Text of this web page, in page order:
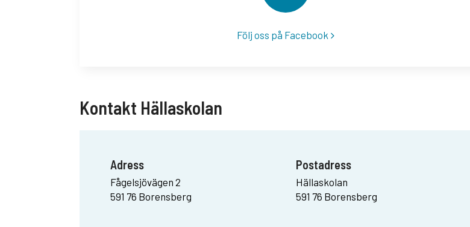
Följ oss på Facebook
Kontakt Hällaskolan
Adress
Fågelsjövägen 2
591 76 Borensberg
Postadress
Hällaskolan
591 76 Borensberg